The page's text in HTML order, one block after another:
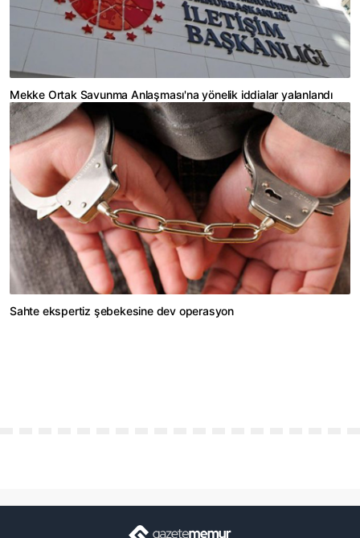
Mekke Ortak Savunma Anlaşması'na yönelik iddialar yalanlandı
Sahte ekspertiz şebekesine dev operasyon